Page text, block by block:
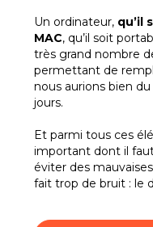
Un ordinateur, qu’il
MAC, qu’il soit
très grand nombre
permettant de
nous aurions bien
jours.
Et parmi tous ces
important dont il
éviter des
fait trop de bruit : le